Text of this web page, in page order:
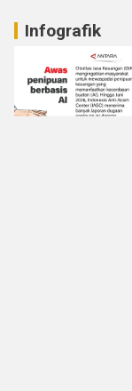
Infografik